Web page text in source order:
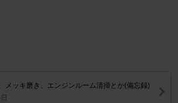
メッキ磨き、エンジンルーム清掃とか(備忘録)